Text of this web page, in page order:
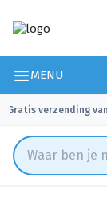
MENU
Gratis verzending